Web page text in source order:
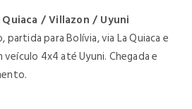
Quiaca / Villazon / Uyuni
para Bolívia, via La Quiaca e
4x4 até Uyuni. Chegada e